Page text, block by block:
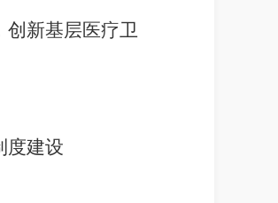
创新基层医疗卫
度建设